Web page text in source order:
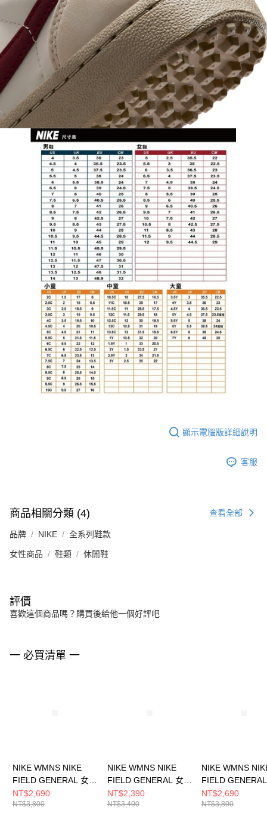
顯示電腦版詳細說明
客服
商品相關分類 (4) 查看全部
品牌 NIKE 全系列鞋款
女性商品 鞋類 休閒鞋
評價
喜歡這個商品嗎？購買後給他一個好評吧
一 必買清單 一
NIKE WMNS NIKE
FIELD GENERAL 女
休閒鞋 IM5768001
NT$2,690
NT$3,800
NIKE WMNS NIKE
FIELD GENERAL 女
休閒鞋 IF5850200
NT$2,390
NT$3,400
NIKE WMNS
FIELD
休閒鞋
NT$2,690
NT$3,800